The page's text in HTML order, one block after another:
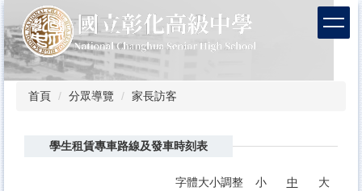
到
主
要
內
首頁 分眾導覽 家長訪客
學生租賃專車路線及發車時刻表
字體大小調整 小 中
大